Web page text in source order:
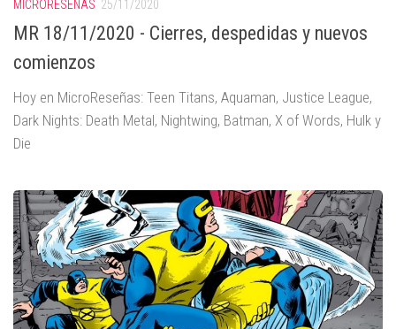
MICRORESEÑAS 25/11/2020
MR 18/11/2020 - Cierres, despedidas y nuevos
comienzos
Hoy en MicroReseñas: Teen Titans, Aquaman, Justice League,
Dark Nights: Death Metal, Nightwing, Batman, X of Words, Hulk y
Die